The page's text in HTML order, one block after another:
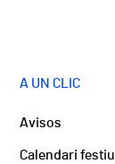
A UN CLIC
Avisos
Calendari festiu